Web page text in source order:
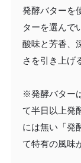
発酵バターを
ターを選んで
酸味と芳香、
さを引き上げ
※発酵バター
て半日以上発
には無い「発
て特有の風味